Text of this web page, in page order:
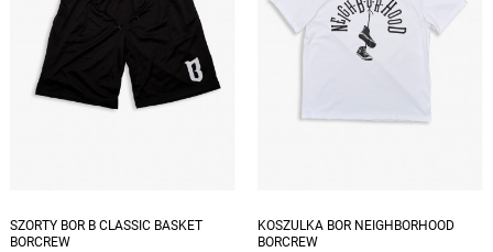
SZORTY BOR B CLASSIC BASKET
BORCREW
KOSZULKA BOR NEIGHBORHOOD
BORCREW